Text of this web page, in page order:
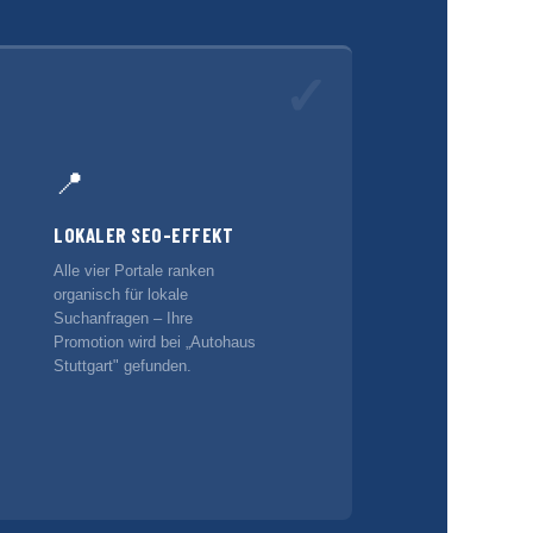
📍
LOKALER SEO-EFFEKT
Alle vier Portale ranken
organisch für lokale
Suchanfragen – Ihre
Promotion wird bei „Autohaus
Stuttgart" gefunden.